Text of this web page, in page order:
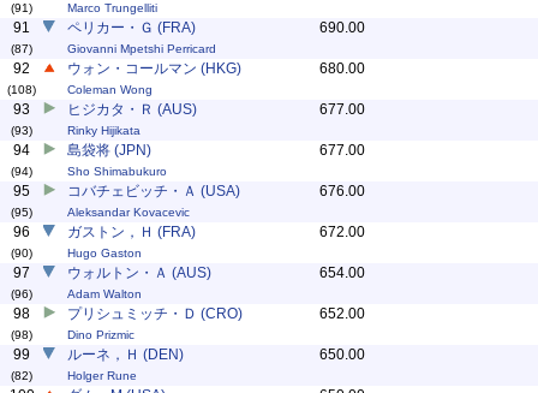
(91) Marco Trungelliti
91
(87)
ペリカー・Ｇ (FRA)
Giovanni Mpetshi Perricard
690.00
92
(108)
ウォン・コールマン (HKG)
Coleman Wong
680.00
93
(93)
ヒジカタ・Ｒ (AUS)
Rinky Hijikata
677.00
94
(94)
島袋将 (JPN)
Sho Shimabukuro
677.00
95
(95)
コバチェビッチ・Ａ (USA)
Aleksandar Kovacevic
676.00
96
(90)
ガストン，Ｈ (FRA)
Hugo Gaston
672.00
97
(96)
ウォルトン・Ａ (AUS)
Adam Walton
654.00
98
(98)
プリシュミッチ・Ｄ (CRO)
Dino Prizmic
652.00
99
(82)
ルーネ，Ｈ (DEN)
Holger Rune
650.00